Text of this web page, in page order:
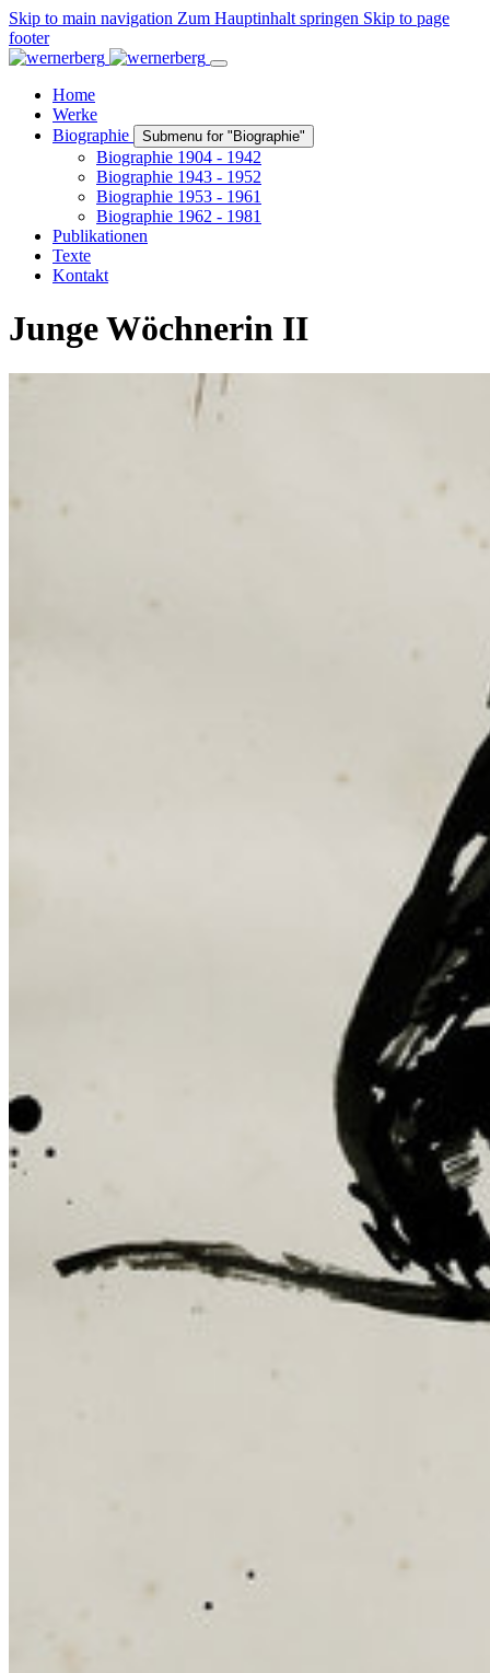
Skip to main navigation Zum Hauptinhalt springen Skip to page
footer
Home
Werke
Biographie
Submenu for "Biographie"
Biographie 1904 - 1942
Biographie 1943 - 1952
Biographie 1953 - 1961
Biographie 1962 - 1981
Publikationen
Texte
Kontakt
Junge Wöchnerin II